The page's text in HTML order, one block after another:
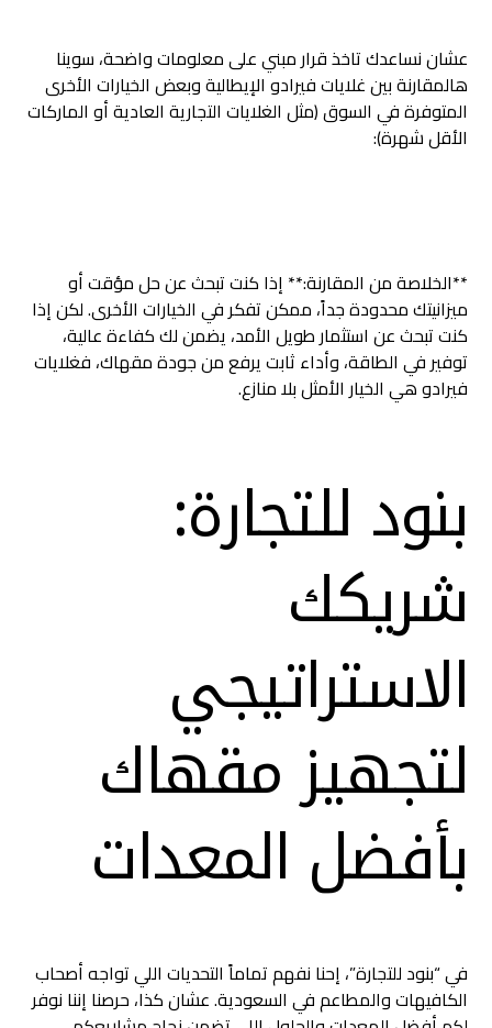
عشان نساعدك تاخذ قرار مبني على معلومات واضحة، سوينا
هالمقارنة بين غلايات فيرادو الإيطالية وبعض الخيارات الأخرى
المتوفرة في السوق (مثل الغلايات التجارية العادية أو الماركات
الأقل شهرة):
**الخلاصة من المقارنة:** إذا كنت تبحث عن حل مؤقت أو
ميزانيتك محدودة جداً، ممكن تفكر في الخيارات الأخرى. لكن إذا
كنت تبحث عن استثمار طويل الأمد، يضمن لك كفاءة عالية،
توفير في الطاقة، وأداء ثابت يرفع من جودة مقهاك، فغلايات
فيرادو هي الخيار الأمثل بلا منازع.
بنود للتجارة:
شريكك
الاستراتيجي
لتجهيز مقهاك
بأفضل المعدات
في “بنود للتجارة”، إحنا نفهم تماماً التحديات اللي تواجه أصحاب
الكافيهات والمطاعم في السعودية. عشان كذا، حرصنا إننا نوفر